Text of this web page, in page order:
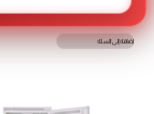
ART78 F6593 XLNA
إضافة إلى السلة